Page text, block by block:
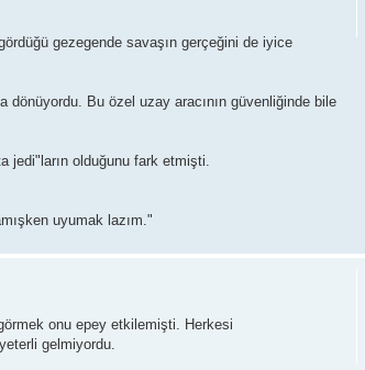
gezegende savaşın gerçeğini de iyice
Bu özel uzay aracının güvenliğinde bile
jedi"ların olduğunu fark etmişti.
uyumak lazım."
onu epey etkilemişti. Herkesi
gelmiyordu.